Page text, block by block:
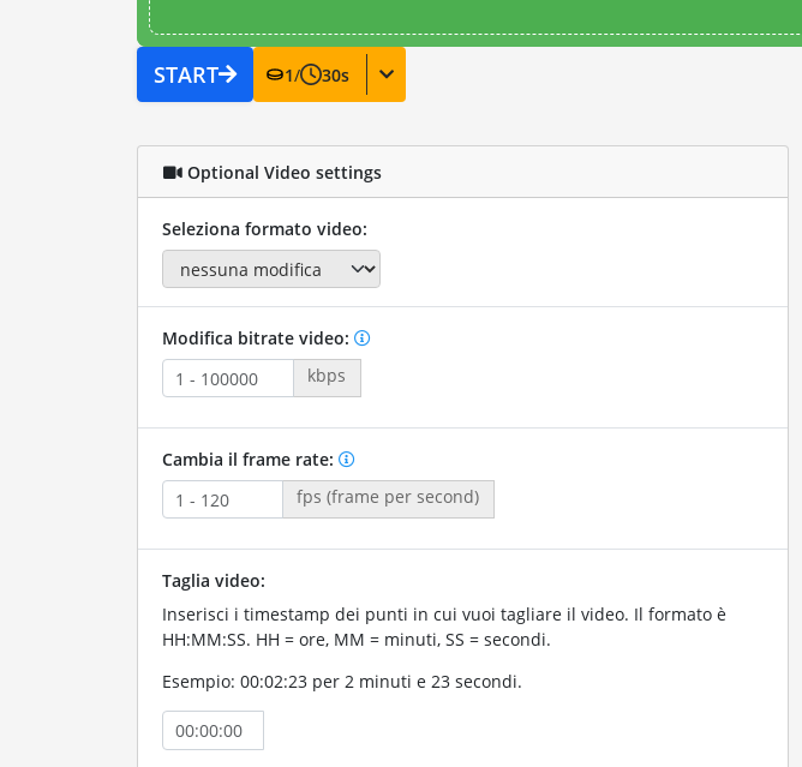
START 1/ 30s
Optional Video settings
Seleziona formato video:
Modifica bitrate video:
kbps
Cambia il frame rate:
fps (frame per second)
Taglia video:
Inserisci i timestamp dei punti in cui vuoi tagliare il video. Il formato è
HH:MM:SS. HH = ore, MM = minuti, SS = secondi.
Esempio: 00:02:23 per 2 minuti e 23 secondi.